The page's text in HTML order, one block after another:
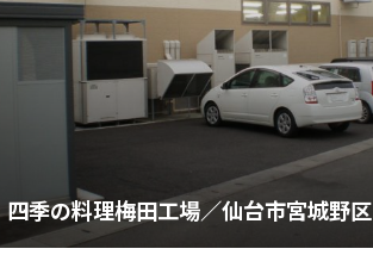
四季の料理梅田工場／仙台市宮城野区